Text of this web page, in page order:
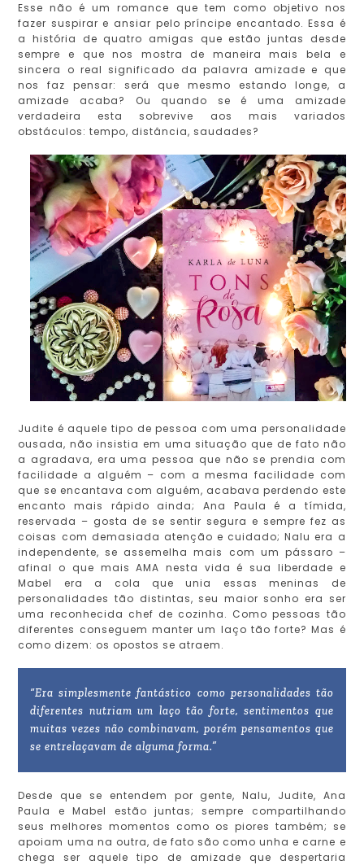
Esse não é um romance que tem como objetivo nos
fazer suspirar e ansiar pelo príncipe encantado. Essa é
a história de quatro amigas que estão juntas desde
sempre e que nos mostra de maneira mais bela e
sincera o real significado da palavra amizade e que
nos faz pensar: será que mesmo estando longe, a
amizade acaba? Ou quando se é uma amizade
verdadeira esta sobrevive aos mais variados
obstáculos: tempo, distância, saudades?
Judite é aquele tipo de pessoa com uma personalidade
ousada, não insistia em uma situação que de fato não
a agradava, era uma pessoa que não se prendia com
facilidade a alguém – com a mesma facilidade com
que se encantava com alguém, acabava perdendo este
encanto mais rápido ainda; Ana Paula é a tímida,
reservada – gosta de se sentir segura e sempre fez as
coisas com demasiada atenção e cuidado; Nalu era a
independente, se assemelha mais com um pássaro –
afinal o que mais AMA nesta vida é sua liberdade e
Mabel era a cola que unia essas meninas de
personalidades tão distintas, seu maior sonho era ser
uma reconhecida chef de cozinha. Como pessoas tão
diferentes conseguem manter um laço tão forte? Mas é
como dizem: os opostos se atraem.
“Era simplesmente fantástico como personalidades tão
diferentes nutriam um laço tão forte, sentimentos que
muitas vezes não combinavam, porém pensamentos que
se entrelaçavam de alguma forma.”
Desde que se entendem por gente, Nalu, Judite, Ana
Paula e Mabel estão juntas; sempre compartilhando
seus melhores momentos como os piores também; se
apoiam uma na outra, de fato são como unha e carne e
chega ser aquele tipo de amizade que despertaria